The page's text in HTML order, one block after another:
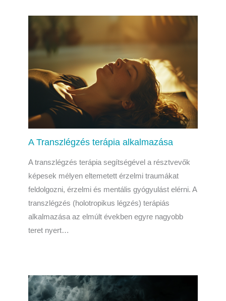
A Transzlégzés terápia alkalmazása
A transzlégzés terápia segítségével a résztvevők
képesek mélyen eltemetett érzelmi traumákat
feldolgozni, érzelmi és mentális gyógyulást elérni. A
transzlégzés (holotropikus légzés) terápiás
alkalmazása az elmúlt években egyre nagyobb
teret nyert…